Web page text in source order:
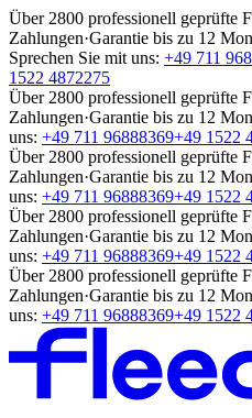
Über 2800 professionell geprüfte
Zahlungen·Garantie bis zu 12
Sprechen Sie mit uns: +49 711
1522 4872275
Über 2800 professionell geprüfte
Zahlungen·Garantie bis zu 12
uns: +49 711 96888369+49 1522
Über 2800 professionell geprüfte
Zahlungen·Garantie bis zu 12
uns: +49 711 96888369+49 1522
Über 2800 professionell geprüfte
Zahlungen·Garantie bis zu 12
uns: +49 711 96888369+49 1522
Über 2800 professionell geprüfte
Zahlungen·Garantie bis zu 12
uns: +49 711 96888369+49 1522